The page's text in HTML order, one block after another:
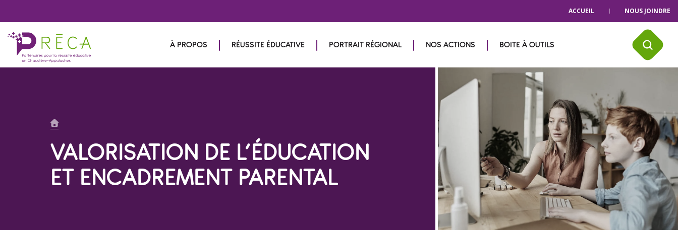
ACCUEIL NOUS JOINDRE
À PROPOS RÉUSSITE ÉDUCATIVE PORTRAIT RÉGIONAL NOS ACTIONS BOITE À OUTILS
VALORISATION DE L’ÉDUCATION
ET ENCADREMENT PARENTAL